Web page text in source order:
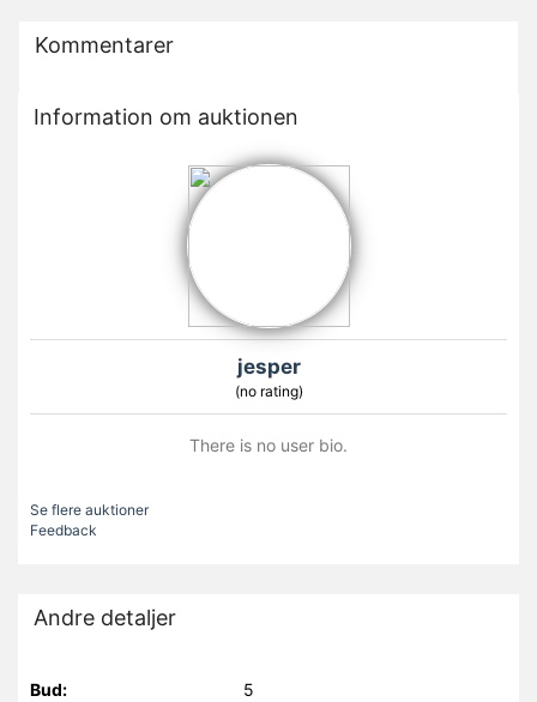
Kommentarer
Information om auktionen
jesper
(no rating)
There is no user bio.
Se flere auktioner
Feedback
Andre detaljer
Bud:
5